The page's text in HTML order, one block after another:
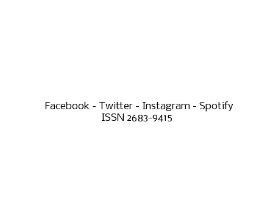
Facebook - Twitter - Instagram - Spotify
ISSN 2683-9415